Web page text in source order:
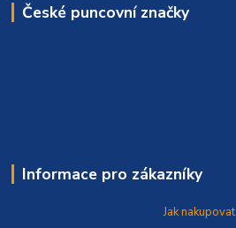
České puncovní značky
Informace pro zákazníky
Jak nakupovat